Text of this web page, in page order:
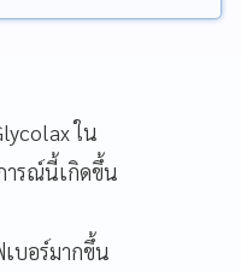
ใน
ารณ์นี้เกิดขึ้น
บอร์มากขึ้น